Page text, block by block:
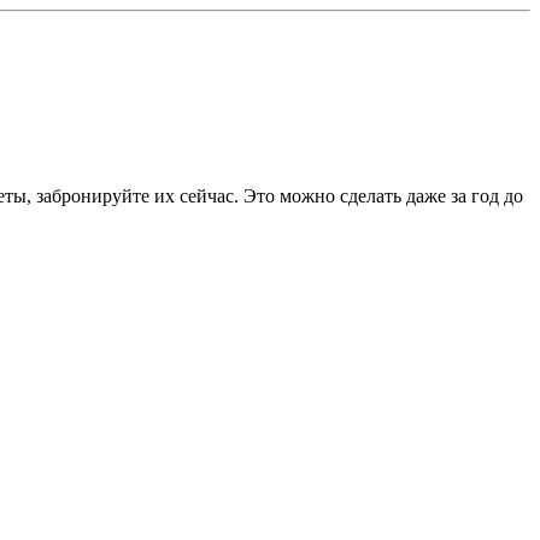
забронируйте их сейчас. Это можно сделать даже за год до